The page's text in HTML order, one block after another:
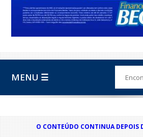
MENU ☰
O CONTEÚDO CONTINUA DEPOIS